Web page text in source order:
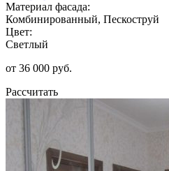
Материал фасада:
Комбинированный, Пескоструй
Цвет:
Светлый
от 36 000 руб.
Рассчитать